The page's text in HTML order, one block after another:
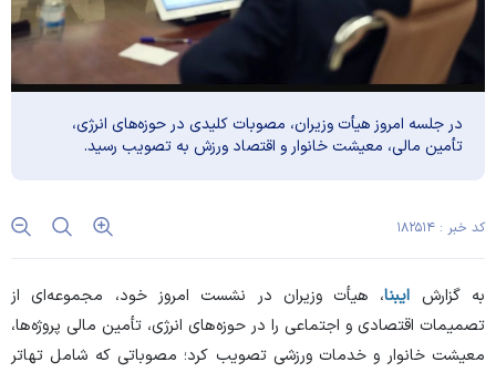
در جلسه امروز هیأت وزیران، مصوبات کلیدی در حوزه‌های انرژی،
تأمین مالی، معیشت خانوار و اقتصاد ورزش به تصویب رسید.
کد خبر : ۱۸۲۵۱۴
به گزارش ایبنا، هیأت وزیران در نشست امروز خود، مجموعه‌ای از
تصمیمات اقتصادی و اجتماعی را در حوزه‌های انرژی، تأمین مالی پروژه‌ها،
معیشت خانوار و خدمات ورزشی تصویب کرد؛ مصوباتی که شامل تهاتر